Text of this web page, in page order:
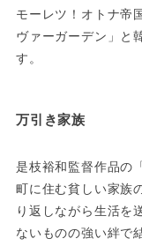
モーレツ！オトナ帝
ヴァーガーデン」と
す。
万引き家族
是枝裕和監督作品の
町に住む貧しい家族
り返しながら生活を
ないものの強い絆で